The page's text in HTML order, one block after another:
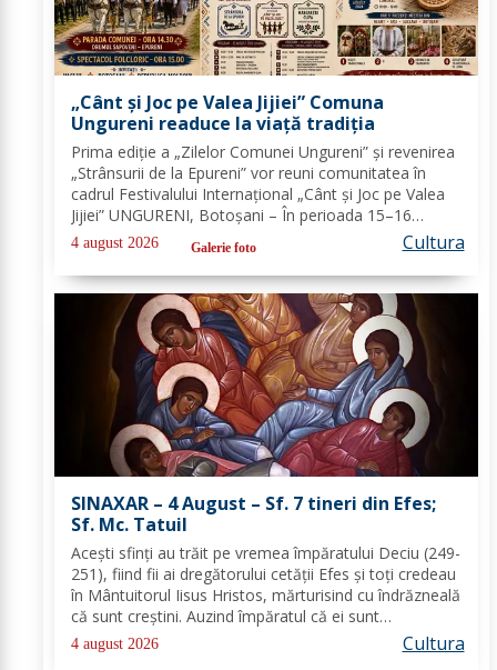
„Cânt și Joc pe Valea Jijiei” Comuna
Ungureni readuce la viață tradiția
Prima ediție a „Zilelor Comunei Ungureni” și revenirea
„Strânsurii de la Epureni” vor reuni comunitatea în
cadrul Festivalului Internațional „Cânt și Joc pe Valea
Jijiei” UNGURENI, Botoșani – În perioada 15–16
august 2026, comuna Ungureni va găzdui unul dintre
cele mai ample evenimente culturale...
4 august 2026 Galerie foto Cultura
SINAXAR – 4 August – Sf. 7 tineri din Efes;
Sf. Mc. Tatuil
Aceşti sfinţi au trăit pe vremea împăratului Deciu (249-
251), fiind fii ai dregătorului cetăţii Efes şi toţi credeau
în Mântuitorul Iisus Hristos, mărturisind cu îndrăzneală
că sunt creştini. Auzind împăratul că ei sunt
mărturisitori ai lui Hristos, i-a chemat la judecată. În
faţa lui Deciu, cei...
4 august 2026 Cultura